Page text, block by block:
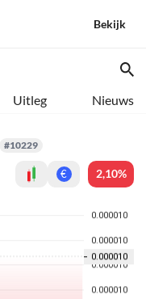
Bekijk
Uitleg Nieuws
#10229
€ 2,10%